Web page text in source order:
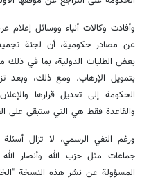
وأفادت وكالات أنباء ووسائل إعلام
عن مصادر حكومية، أن لجنة
بعض الطلبات الدولية، بما في ذلك
بتمويل الإرهاب. ومع ذلك، وبعد
الحكومة إلى تعديل قرارها
والقاعدة فقط هي التي ستبقى على
ورغم النفي الرسمي، لا تزال
جماعات مثل حزب الله وأنصار
المسؤولة عن نشر هذه النسخة